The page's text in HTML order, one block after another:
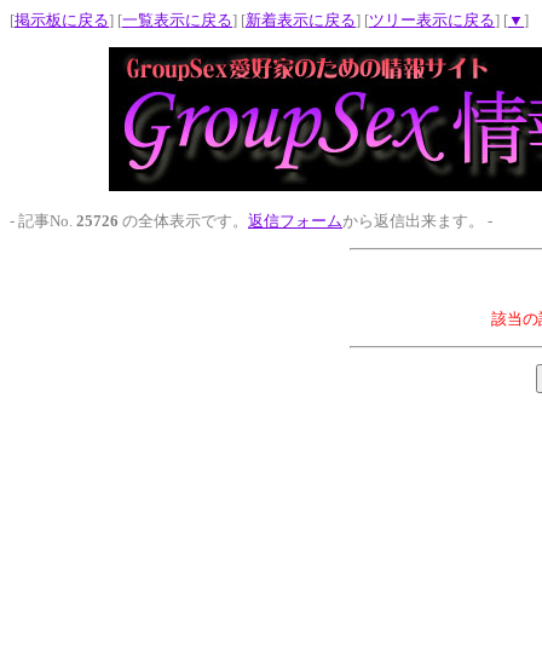
[掲示板に戻る] [一覧表示に戻る] [新着表示に戻る] [ツリー表示に戻る] [▼ ]
- 記事No. 25726 の全体表示です。 返信フォームから返信出来ます。 -
該当の